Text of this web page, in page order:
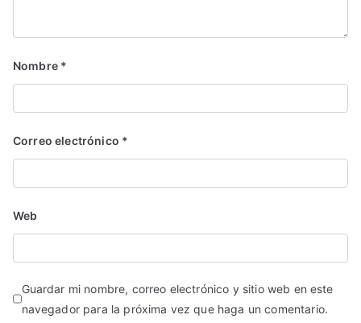
Nombre *
Correo electrónico *
Web
Guardar mi nombre, correo electrónico y sitio web en este
navegador para la próxima vez que haga un comentario.